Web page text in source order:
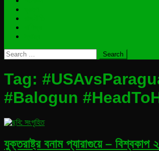
Search
for:
Tag:
#Balogun
যুক্তরাষ্ট্র বনাম প্যারাগুয়ে – বিশ্বকাপ